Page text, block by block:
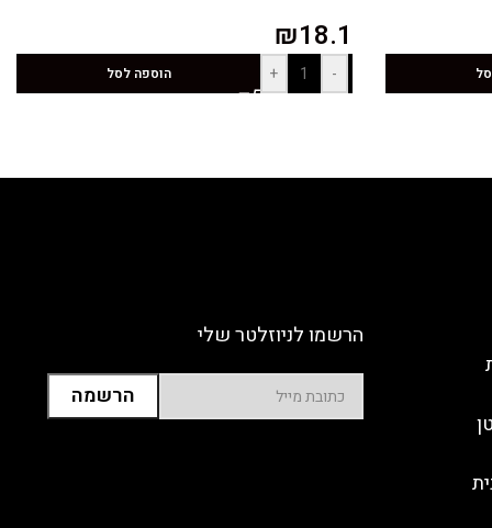
₪18.1
-
+ הוספה לסל
הרשמו לניוזלטר שלי